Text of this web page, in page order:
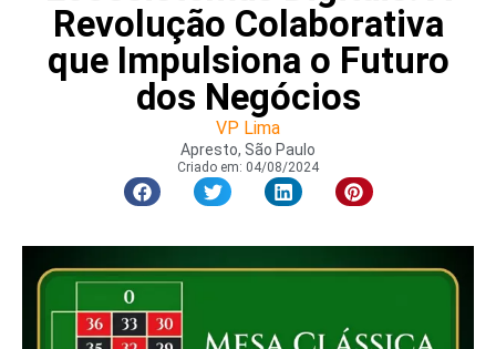
Revolução Colaborativa
que Impulsiona o Futuro
dos Negócios
VP Lima
Apresto, São Paulo
Criado em: 04/08/2024